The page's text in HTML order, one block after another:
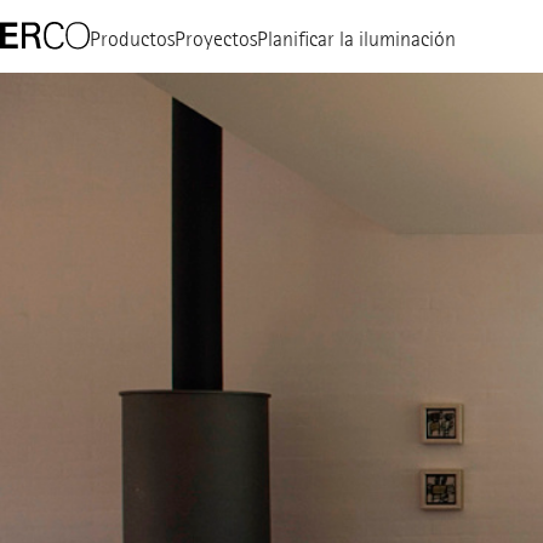
ProductosProyectosPlanificar la iluminación